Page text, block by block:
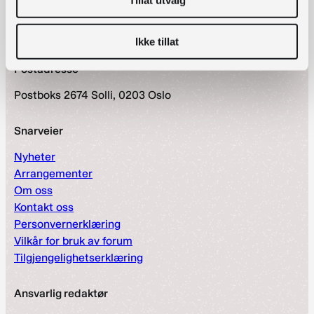
Ikke tillat
nett.bibliotekutvikling@nb.no
Postadresse
Postboks 2674 Solli, 0203 Oslo
Snarveier
Nyheter
Arrangementer
Om oss
Kontakt oss
Personvernerklæring
Vilkår for bruk av forum
Tilgjengelighetserklæring
Ansvarlig redaktør